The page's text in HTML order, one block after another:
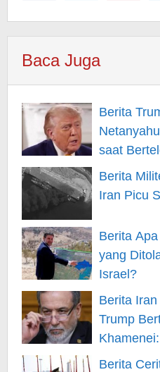
Baca Juga
Berita
saat
Berita
Iran Picu
Berita
yang
Israel?
Berita
Trump
Berita